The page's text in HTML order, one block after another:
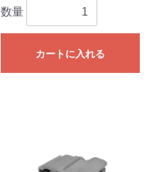
数量
カートに入れる